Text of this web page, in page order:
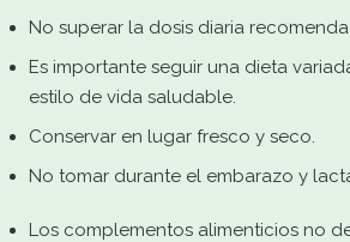
No superar la dosis diaria
Es importante seguir una dieta
estilo de vida saludable.
Conservar en lugar fresco y seco.
No tomar durante el embarazo y
Los complementos alimenticios no